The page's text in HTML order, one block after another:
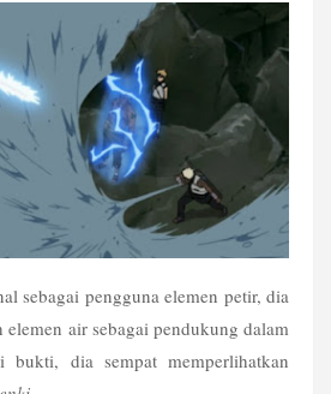
sebagai pengguna elemen petir, dia
air sebagai pendukung dalam
bukti, dia sempat memperlihatkan